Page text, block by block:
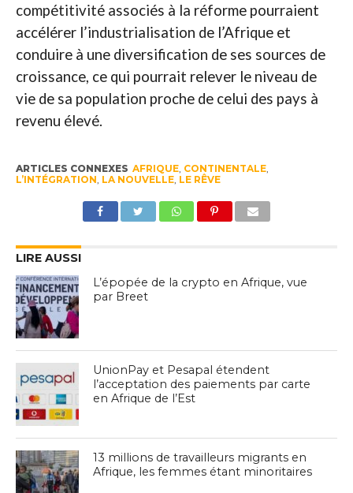
compétitivité associés à la réforme pourraient
accélérer l’industrialisation de l’Afrique et
conduire à une diversification de ses sources de
croissance, ce qui pourrait relever le niveau de
vie de sa population proche de celui des pays à
revenu élevé.
ARTICLES CONNEXES AFRIQUE, CONTINENTALE,
L’INTÉGRATION LA NOUVELLE, LE RÊVE
LIRE AUSSI
L’épopée de la crypto en Afrique, vue
par Breet
UnionPay et Pesapal étendent
l’acceptation des paiements par carte
en Afrique de l’Est
13 millions de travailleurs migrants en
Afrique, les femmes étant minoritaires